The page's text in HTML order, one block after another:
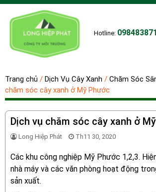
Hotline:
Trang chủ / Dịch Vụ Cây Xanh / Chăm Sóc
chăm sóc cây xanh ở Mỹ Phước
Dịch vụ chăm sóc cây xanh ở
Long Hiệp Phát Th11 30, 2020
Các khu công nghiệp Mỹ Phước 1,2,3.
nhà máy và các văn phòng hoạt động
sản xuất.